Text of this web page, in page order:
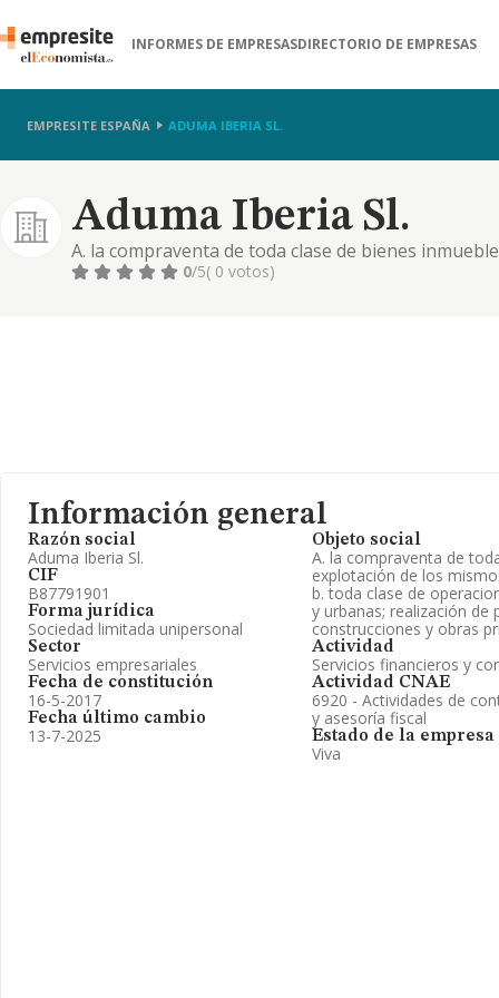
INFORMES DE EMPRESASDIRECTORIO DE EMPRESAS
EMPRESITE ESPAÑA ADUMA IBERIA SL.
Aduma Iberia Sl.
A. la compraventa de toda clase de bienes
para su venta posterior. b. toda clase de
0/5( 0 votos)
Información general
Razón social
Aduma Iberia Sl.
CIF
B87791901
Forma jurídica
Sociedad limitada unipersonal
Sector
Servicios empresariales
Fecha de constitución
16-5-2017
Fecha último cambio
13-7-2025
Objeto social
A. la compraventa de
explotación de los
b. toda clase de
y urbanas; realización de
construcciones y obras
Actividad
Servicios financieros y
Actividad CNAE
6920 - Actividades de
y asesoría fiscal
Estado de la empresa
Viva